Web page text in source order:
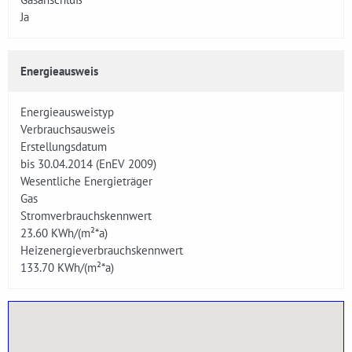
Ja
Energieausweis
Energieausweistyp
Verbrauchsausweis
Erstellungsdatum
bis 30.04.2014 (EnEV 2009)
Wesentliche Energieträger
Gas
Stromverbrauchskennwert
23.60 KWh/(m²*a)
Heizenergieverbrauchskennwert
133.70 KWh/(m²*a)